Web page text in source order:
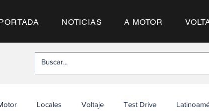
NOTICIAS A MOTOR
Locales Voltaje Test Drive